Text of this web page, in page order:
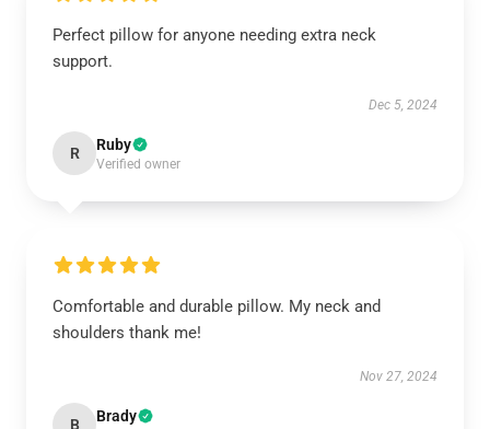
Perfect pillow for anyone needing extra neck
support.
Dec 5, 2024
R Ruby
Verified owner
Comfortable and durable pillow. My neck and
shoulders thank me!
Nov 27, 2024
B Brady